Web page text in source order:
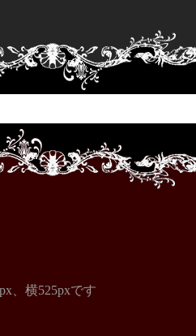
、横525pxです